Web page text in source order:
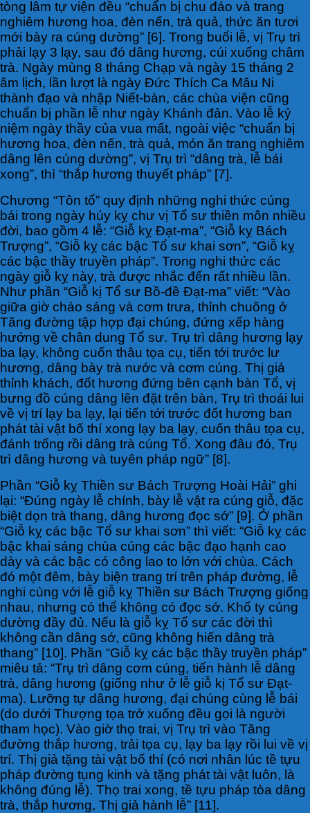
tòng lâm tự viện đều “chuẩn bị chu đáo và trang
nghiêm hương hoa, đèn nến, trà quả, thức ăn tươi
mới bày ra cúng dường” [6]. Trong buổi lễ, vị Trụ trì
phải lạy 3 lạy, sau đó dâng hương, cúi xuống châm
trà. Ngày mùng 8 tháng Chạp và ngày 15 tháng 2
âm lịch, lần lượt là ngày Đức Thích Ca Mâu Ni
thành đạo và nhập Niết-bàn, các chùa viện cũng
chuẩn bị phần lễ như ngày Khánh đản. Vào lễ kỷ
niệm ngày thầy của vua mất, ngoài việc “chuẩn bị
hương hoa, đèn nến, trà quả, món ăn trang nghiêm
dâng lên cúng dường”, vị Trụ trì “dâng trà, lễ bái
xong”, thì “thắp hương thuyết pháp” [7].
Chương “Tôn tổ” quy định những nghi thức cúng
bái trong ngày húy kỵ chư vị Tổ sư thiền môn nhiều
đời, bao gồm 4 lễ: “Giỗ kỵ Đạt-ma”, “Giỗ kỵ Bách
Trượng”, “Giỗ kỵ các bậc Tổ sư khai sơn”, “Giỗ kỵ
các bậc thầy truyền pháp”. Trong nghi thức các
ngày giỗ kỵ này, trà được nhắc đến rất nhiều lần.
Như phần “Giỗ kị Tổ sư Bồ-đề Đạt-ma” viết: “Vào
giữa giờ cháo sáng và cơm trưa, thỉnh chuông ở
Tăng đường tập hợp đại chúng, đứng xếp hàng
hướng về chân dung Tổ sư. Trụ trì dâng hương lạy
ba lạy, không cuốn thâu tọa cụ, tiến tới trước lư
hương, dâng bày trà nước và cơm cúng. Thị giả
thỉnh khách, đốt hương đứng bên cạnh bàn Tổ, vị
bưng đồ cúng dâng lên đặt trên bàn, Trụ trì thoái lui
về vị trí lạy ba lạy, lại tiến tới trước đốt hương ban
phát tài vật bố thí xong lạy ba lạy, cuốn thâu tọa cụ,
đánh trống rồi dâng trà cúng Tổ. Xong đâu đó, Trụ
trì dâng hương và tuyên pháp ngữ” [8].
Phần “Giỗ kỵ Thiền sư Bách Trượng Hoài Hải” ghi
lại: “Đúng ngày lễ chính, bày lễ vật ra cúng giỗ, đặc
biệt dọn trà thang, dâng hương đọc sớ” [9]. Ở phần
“Giỗ kỵ các bậc Tổ sư khai sơn” thì viết: “Giỗ kỵ các
bậc khai sáng chùa cúng các bậc đạo hạnh cao
dày và các bậc có công lao to lớn với chùa. Cách
đó một đêm, bày biện trang trí trên pháp đường, lễ
nghi cùng với lễ giỗ kỵ Thiền sư Bách Trượng giống
nhau, nhưng có thể không có đọc sớ. Khố ty cúng
dường đầy đủ. Nếu là giỗ kỵ Tổ sư các đời thì
không cần dâng sớ, cũng không hiến dâng trà
thang” [10]. Phần “Giỗ kỵ các bậc thầy truyền pháp”
miêu tả: “Trụ trì dâng cơm cúng, tiến hành lễ dâng
trà, dâng hương (giống như ở lễ giỗ kị Tổ sư Đạt-
ma). Lưỡng tự dâng hương, đại chúng cùng lễ bái
(do dưới Thượng tọa trở xuống đều gọi là người
tham học). Vào giờ thọ trai, vị Trụ trì vào Tăng
đường thắp hương, trải tọa cụ, lạy ba lạy rồi lui về vị
trí. Thị giả tặng tài vật bố thí (có nơi nhân lúc tề tựu
pháp đường tụng kinh và tặng phát tài vật luôn, là
không đúng lễ). Thọ trai xong, tề tựu pháp tòa dâng
trà, thắp hương, Thị giả hành lễ” [11].